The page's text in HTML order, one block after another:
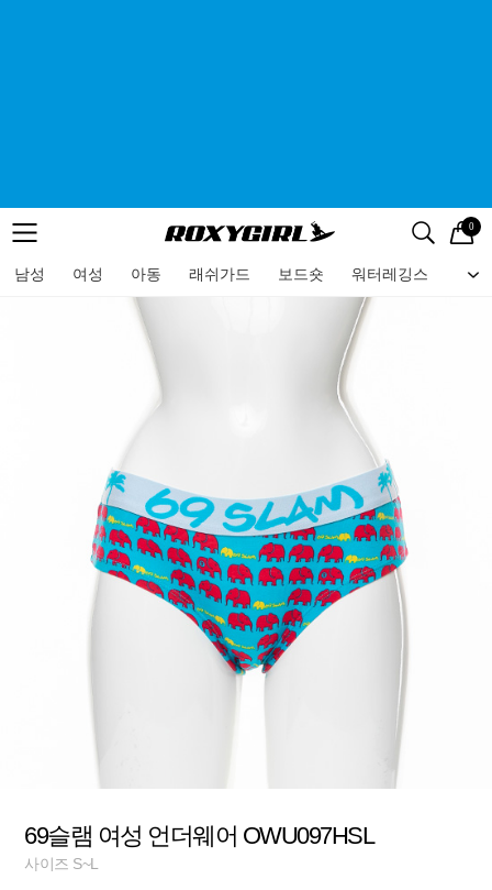
메뉴 검색
로고 0
남성 여성 아동 래쉬가드 보드숏 워터레깅스 비
메뉴
69슬램 여성 언더웨어 OWU097HSL
사이즈 S~L